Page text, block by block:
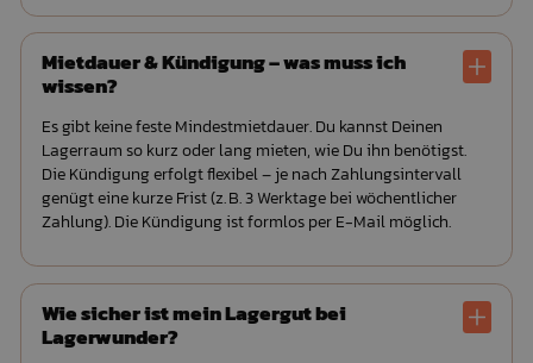
Mietdauer & Kündigung – was muss ich
wissen?
Es gibt keine feste Mindestmietdauer. Du kannst Deinen
Lagerraum so kurz oder lang mieten, wie Du ihn benötigst.
Die Kündigung erfolgt flexibel – je nach Zahlungsintervall
genügt eine kurze Frist (z. B. 3 Werktage bei wöchentlicher
Zahlung). Die Kündigung ist formlos per E-Mail möglich.
Wie sicher ist mein Lagergut bei
Lagerwunder?